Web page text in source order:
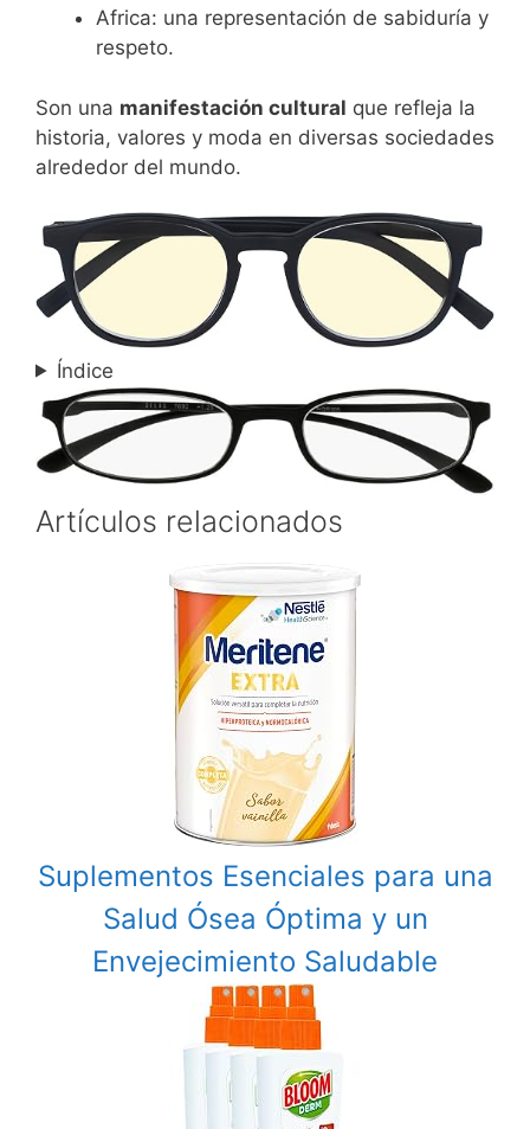
Africa: una representación de sabiduría y
respeto.
Son una manifestación cultural que refleja la
historia, valores y moda en diversas sociedades
alrededor del mundo.
Índice
Artículos relacionados
Suplementos Esenciales para una
Salud Ósea Óptima y un
Envejecimiento Saludable